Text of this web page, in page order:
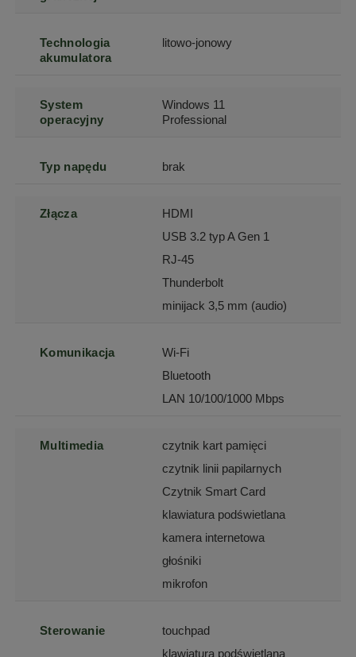
Technologia
akumulatora
litowo-jonowy
System
operacyjny
Windows 11
Professional
Typ napędu brak
Złącza
HDMI
USB 3.2 typ A Gen 1
RJ-45
Thunderbolt
minijack 3,5 mm (audio)
Komunikacja
Wi-Fi
Bluetooth
LAN 10/100/1000 Mbps
Multimedia
czytnik kart pamięci
czytnik linii papilarnych
Czytnik Smart Card
klawiatura podświetlana
kamera internetowa
głośniki
mikrofon
Sterowanie
touchpad
klawiatura podświetlana